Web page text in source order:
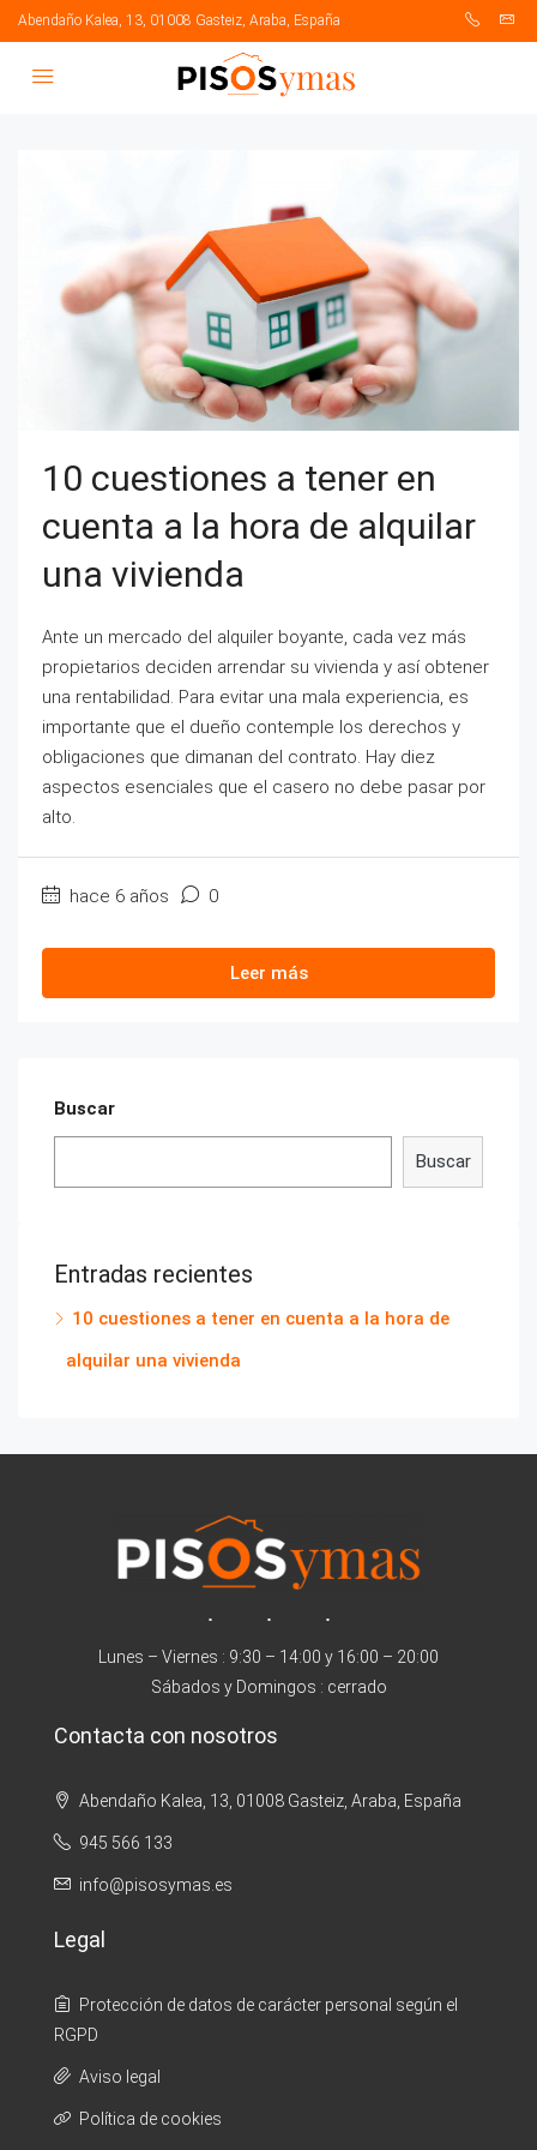
Abendaño Kalea, 13, 01008 Gasteiz, Araba, España
10 cuestiones a tener en
cuenta a la hora de alquilar
una vivienda
Ante un mercado del alquiler boyante, cada vez más
propietarios deciden arrendar su vivienda y así obtener
una rentabilidad. Para evitar una mala experiencia, es
importante que el dueño contemple los derechos y
obligaciones que dimanan del contrato. Hay diez
aspectos esenciales que el casero no debe pasar por
alto.
hace 6 años 0
Leer más
Buscar
Buscar
Entradas recientes
10 cuestiones a tener en cuenta a la hora de
alquilar una vivienda
Lunes – Viernes : 9:30 – 14:00 y 16:00 – 20:00
Sábados y Domingos : cerrado
Contacta con nosotros
Abendaño Kalea, 13, 01008 Gasteiz, Araba, España
945 566 133
info@pisosymas.es
Legal
Protección de datos de carácter personal según el
RGPD
Aviso legal
Política de cookies